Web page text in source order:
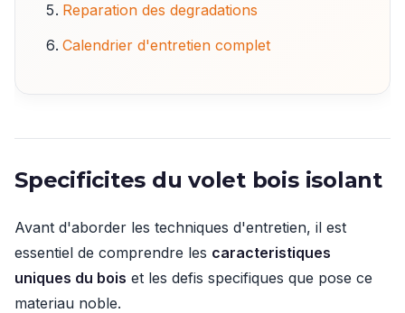
Reparation des degradations
Calendrier d'entretien complet
Specificites du volet bois isolant
Avant d'aborder les techniques d'entretien, il est
essentiel de comprendre les caracteristiques
uniques du bois et les defis specifiques que pose ce
materiau noble.